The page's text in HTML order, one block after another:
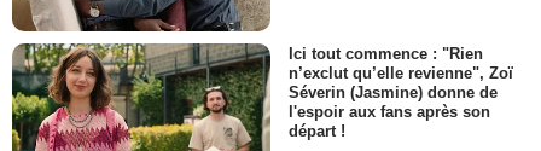
Ici tout commence : "Rien
n’exclut qu’elle revienne", Zoï
Séverin (Jasmine) donne de
l'espoir aux fans après son
départ !